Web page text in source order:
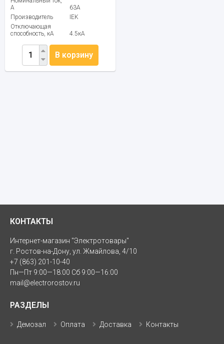
А
63А
Производитель
IEK
Отключающая
способность, кА
4.5кА
В корзину
КОНТАКТЫ
Интернет-магазин "Электротовары"
г. Ростов-на-Дону, ул. Жмайлова, 4/10
+7 (863) 201-10-40
Пн—Пт 9:00—18:00 Сб 9:00—16:00
mail@electrorostov.ru
РАЗДЕЛЫ
Демозал Оплата Доставка Контакты